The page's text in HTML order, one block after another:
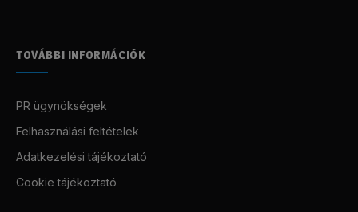
TOVÁBBI INFORMÁCIÓK
PR ügynökségek
Felhasználási feltételek
Adatkezelési tájékoztató
Cookie tájékoztató